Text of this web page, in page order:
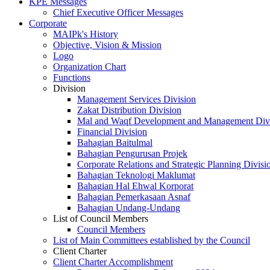
Chief Executive Officer Messages
Corporate
MAIPk's History
Objective, Vision & Mission
Logo
Organization Chart
Functions
Division
Management Services Division
Zakat Distribution Division
Mal and Waqf Development and Management
Financial Division
Bahagian Baitulmal
Bahagian Pengurusan Projek
Corporate Relations and Strategic Planning
Bahagian Teknologi Maklumat
Bahagian Hal Ehwal Korporat
Bahagian Pemerkasaan Asnaf
Bahagian Undang-Undang
List of Council Members
Council Members
List of Main Committees established by the Council
Client Charter
Client Charter Accomplishment